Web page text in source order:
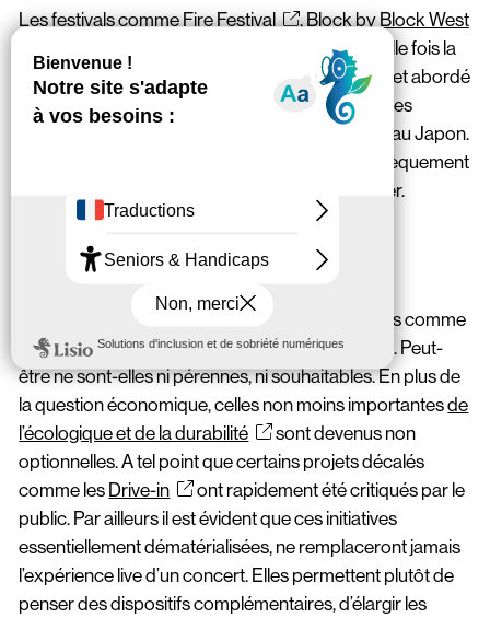
Les festivals commeFire Festival ,Block by Block West
illustrent une nouvelle fois la
porosité entre musique et univers virtuels. Un sujet abordé
depuis quelques années, par exemple à travers les
, star pop au Japon.
De quoi montrer que les arts numériques intrinsèquement
transdisciplinaires auront un rôle essentiel à jouer.
Des expérimentations artistiques
Alors bien sûr les exemples cités doivent être pris comme
des expériences et être observées telles quelles. Peut-
être ne sont-elles ni pérennes, ni souhaitables. En plus de
la question économique, celles non moins importantesde
l’écologique et de la durabilité
sont devenus non
optionnelles. A tel point que certains projets décalés
comme lesDrive-in
ont rapidement été critiqués par le
public. Par ailleurs il est évident que ces initiatives
essentiellement dématérialisées, ne remplaceront jamais
l’expérience live d’un concert. Elles permettent plutôt de
penser des dispositifs complémentaires, d’élargir les